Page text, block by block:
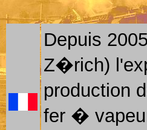
Depuis
Z�rich)
production
fer �